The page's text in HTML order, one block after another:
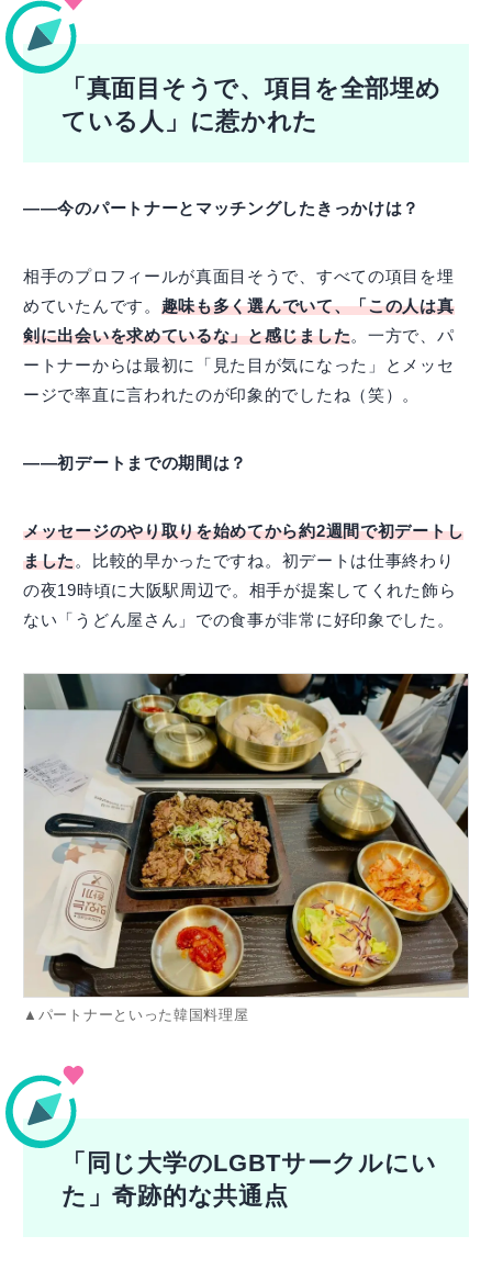
「真面目そうで、項目を全部埋め
ている人」に惹かれた
――今のパートナーとマッチングしたきっかけは？
相手のプロフィールが真面目そうで、すべての項目を埋
めていたんです。 趣味も多く選んでいて、「この人は真
剣に出会いを求めているな」と感じました。一方で、パ
ートナーからは最初に「見た目が気になった」とメッセ
ージで率直に言われたのが印象的でしたね（笑）。
――初デートまでの期間は？
メッセージのやり取りを始めてから約2週間で初デートし
ました。比較的早かったですね。初デートは仕事終わり
の夜19時頃に大阪駅周辺で。相手が提案してくれた飾ら
ない「うどん屋さん」での食事が非常に好印象でした。
▲パートナーといった韓国料理屋
「同じ大学のLGBTサークルにい
た」奇跡的な共通点